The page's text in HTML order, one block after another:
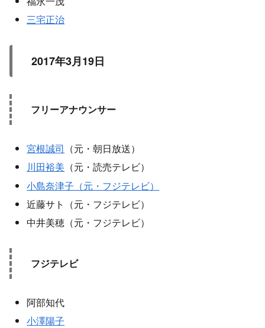
三宅正治
2017年3月19日
フリーアナウンサー
宮根誠司 （元・朝日放送）
川田裕美 （元・読売テレビ）
小島奈津子（元・フジテレビ）
近藤サト（元・フジテレビ）
中井美穂（元・フジテレビ）
フジテレビ
阿部知代
小澤陽子